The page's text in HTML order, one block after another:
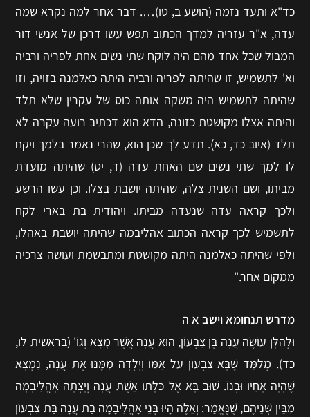
כד"א ותעד נזמה (הושע ב, טו)…. דבר אחר למה נקרא שמה
עדה, א"ר עזריה למדך הכתוב תפש עשו דרכן של אנשי דור
המבול שכל אחד מהם היה לוקח שתי נשים אחת לפריה ורביה
וא' לתשמיש, זו שהיתה לפריה ורביה היתה כאלמנה בזויה, וזו
שהיתה לתשמיש היה משקה אותה כוס של עקרין שלא תלד
והיתה אצלו מקושטת כזונה, הדא הוא דכתיב רועה עקרה לא
תלד (איוב כד, כא). תדע לך שכן הוא, שהרי נאמר בלמך ויקח
לו למך שתי נשים שם האחת עדה (ד, יט) שהיתה מועדת
מביתו, ושם השנית צלה, שהיתה יושבת בצלו. וכן עשו הרשע
ולכך קראה עדה שנעדה מביתו. ויהודית בת בארי לקח
לתשמיש לכך קראה הכתוב אהליבמה שהיתה יושבת באהלו,
ולפי שהיתה כאלמנה היתה מקושטת ומתבשמת ועושה צרכיה
ממקום אחר."
מדרש תנחומא וישב א ה
וּלְהַלָּן עוֹשֶׂה עֲנָה בֶּן צִבְעוֹן, הוּא עֲנָה אֲשֶׁר מָצָא וְגוֹ' (בראשית לו,
כד). מְלַמֵּד שֶׁבָּא צִבְעוֹן עַל אִמּוֹ וְיָלְדָה מִמֶּנּוּ אֶת עֲנָה, נִמְצָא
שֶׁהָיָה אָחִיו וּבְנוֹ. שׁוּב בָּא אֶל כַּלָּתוֹ אֵשֶׁת עֲנָה וְיָצְתָה אָהֳלִיבָמָה
מִבֵּין שְׁנֵיהֶם, שֶׁנֶּאֱמַר: וְאֵלֶּה הָיוּ בְּנֵי אָהֳלִיבָמָה בַת עֲנָה בַּת צִבְעוֹן